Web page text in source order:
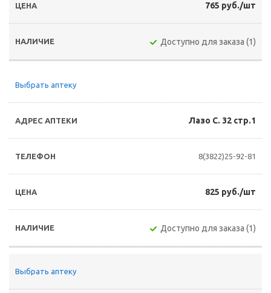
765 руб./шт
Доступно для заказа (1)
Выбрать аптеку
Лазо С. 32 стр.1
8(3822)25-92-81
825 руб./шт
Доступно для заказа (1)
Выбрать аптеку